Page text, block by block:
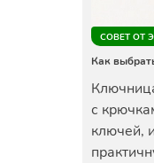
СОВЕТ ОТ
Как
с
ключей,